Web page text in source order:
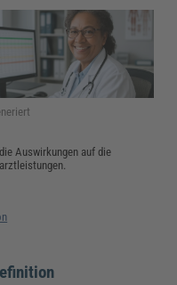
Auswirkungen auf die